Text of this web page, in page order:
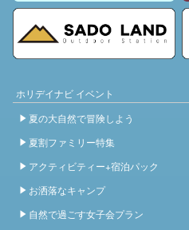
ホリデイナビ イベント
夏の大自然で冒険しよう
夏割ファミリー特集
アクティビティー+宿泊パック
お洒落なキャンプ
自然で過ごす女子会プラン